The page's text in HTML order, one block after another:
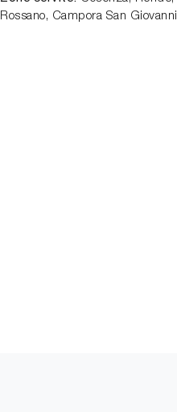
Rossano, Campora San